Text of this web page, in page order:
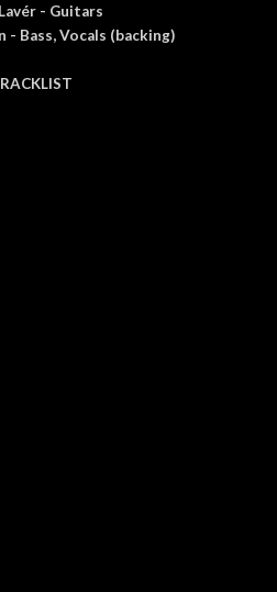
- Guitars
- Bass, Vocals (backing)